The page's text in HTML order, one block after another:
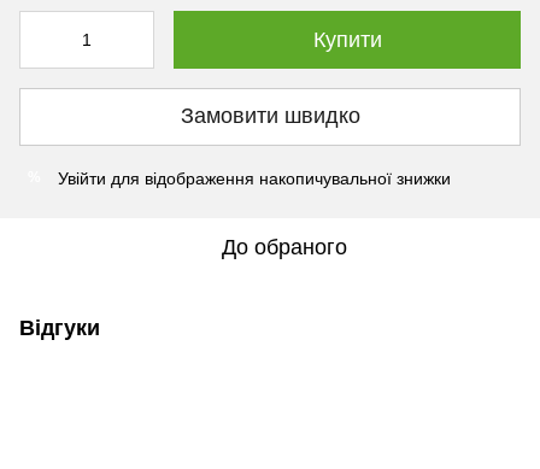
Купити
Замовити швидко
Увійти для відображення накопичувальної знижки
До обраного
Відгуки